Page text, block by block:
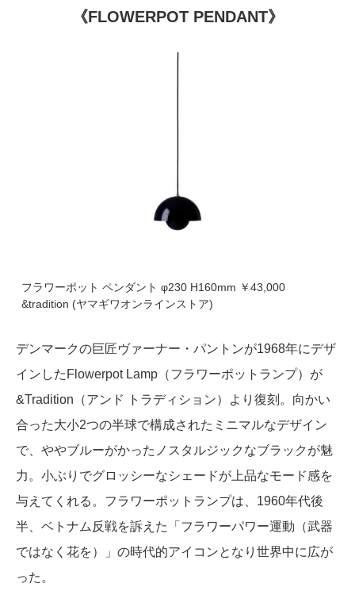
《FLOWERPOT PENDANT》
フラワーポット ペンダント φ230 H160mm ￥43,000
&tradition (ヤマギワオンラインストア)
デンマークの巨匠ヴァーナー・パントンが1968年にデザ
インしたFlowerpot Lamp（フラワーポットランプ）が
&Tradition（アンド トラディション）より復刻。向かい
合った大小2つの半球で構成されたミニマルなデザイン
で、ややブルーがかったノスタルジックなブラックが魅
力。小ぶりでグロッシーなシェードが上品なモード感を
与えてくれる。フラワーポットランプは、1960年代後
半、ベトナム反戦を訴えた「フラワーパワー運動（武器
ではなく花を）」の時代的アイコンとなり世界中に広が
った。